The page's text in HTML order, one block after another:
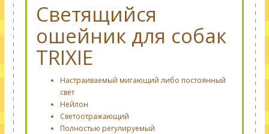
Светящийся
ошейник для собак
TRIXIE
Настраиваемый мигающий либо постоянный
свет
Нейлон
Светоотражающий
Полностью регулируемый